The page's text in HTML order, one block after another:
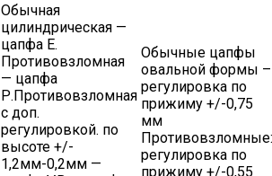
Обычная
цилиндрическая —
цапфа Е.
Противовзломная
— цапфа
Р.Противовзломная
с доп.
регулировкой. по
высоте +/-
1,2мм-0,2мм —
Обычные цапфы
овальной формы –
регулировка по
прижиму +/-0,75
мм
Противовзломные:
регулировка по
прижиму +/-0,55